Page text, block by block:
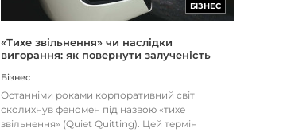
БІЗНЕС
«Тихе звільнення» чи наслідки
вигорання: як повернути залученість
через сенс і мету
Бізнес
Останніми роками корпоративний світ
сколихнув феномен під назвою «тихе
звільнення» (Quiet Quitting). Цей термін